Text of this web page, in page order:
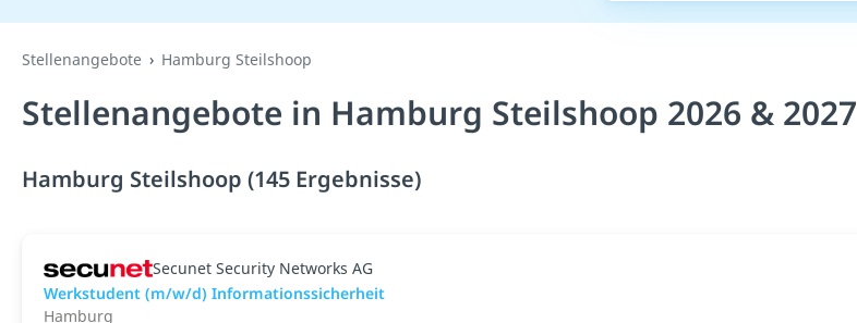
Stellenangebote Hamburg Steilshoop
Stellenangebote in Hamburg Steilshoop 2026 & 2027
Hamburg Steilshoop (145 Ergebnisse)
Secunet Security Networks AG
Werkstudent (m/w/d) Informationssicherheit
Hamburg